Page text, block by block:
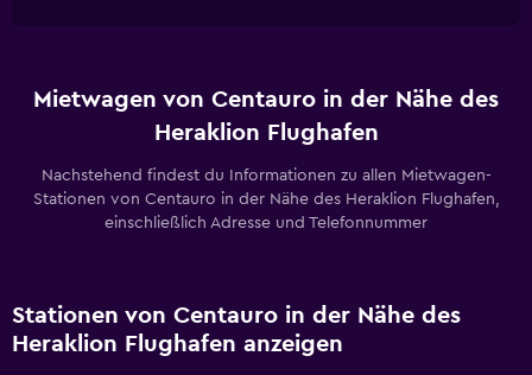
Mietwagen von Centauro in der Nähe des
Heraklion Flughafen
Nachstehend findest du Informationen zu allen Mietwagen-
Stationen von Centauro in der Nähe des Heraklion Flughafen,
einschließlich Adresse und Telefonnummer
Stationen von Centauro in der Nähe des
Heraklion Flughafen anzeigen